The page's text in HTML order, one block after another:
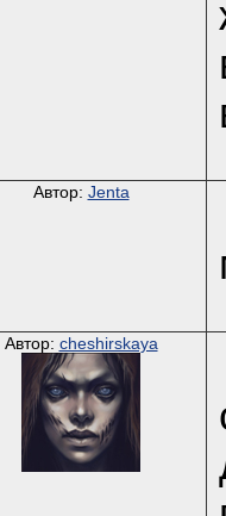
Автор: Jenta
Автор: cheshirskaya